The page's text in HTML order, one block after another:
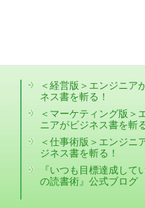
＜経営版＞エンジニア
ネス書を斬る！
＜マーケティング版＞
ニアがビジネス書を斬
＜仕事術版＞エンジニ
ジネス書を斬る！
『いつも目標達成して
の読書術』公式ブログ